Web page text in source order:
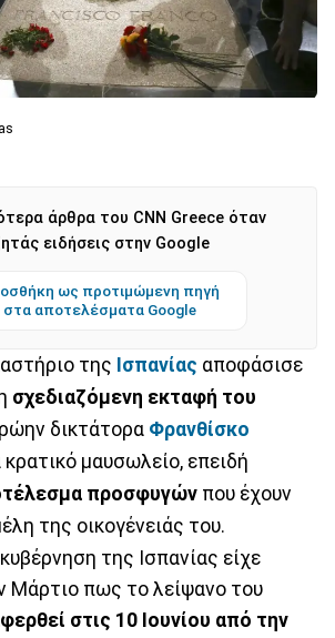
άρθρα του CNN Greece όταν
ειδήσεις στην Google
ως προτιμώμενη πηγή
στα αποτελέσματα Google
της Ισπανίας αποφάσισε
σχεδιαζόμενη εκταφή του
δικτάτορα Φρανθίσκο
μαυσωλείο, επειδή
προσφυγών που έχουν
της οικογένειάς του.
της Ισπανίας είχε
Μάρτιο πως το λείψανο του
στις 10 Ιουνίου από την